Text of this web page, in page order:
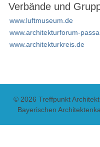
Verbände und
www.luftmuseum.de
www.architekturforum-
www.architekturkreis.de
© 2026 Treffpunkt
Bayerischen